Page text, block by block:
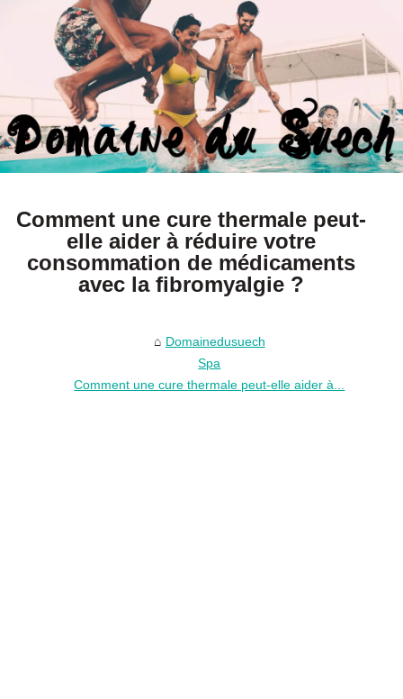
Comment une cure thermale peut-
elle aider à réduire votre
consommation de médicaments
avec la fibromyalgie ?
Domainedusuech
Spa
Comment une cure thermale peut-elle aider à...